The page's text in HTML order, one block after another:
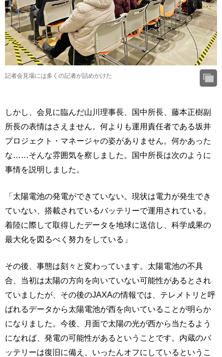
記者会見場には多くの記者が詰めかけた
しかし、会見に臨んだ山川理事長、国中所長、藤本正樹副
所長の表情はさえません。何よりも運用責任者である坂井
プロジェクト・マネージャの姿がありません。何かあった
な……そんな雰囲気を察しました。国中所長は次のように
事情を説明しました。
「太陽電池の発電ができていない。現状は電力が発生でき
ていない、搭載されているバッテリーで運用されている。
着陸に際して取得したデータを地球に送信し、科学成果の
最大化を図るべく努力をしている」
その後、事態は刻々と変わっています。太陽電池の不具
合、当初は太陽の方向を向いていない可能性があるとされ
ていましたが、その後のJAXAの情報では、テレメトリと呼
ばれるデータから太陽電池が西を向いていることが明らか
になりました。今後、月面で太陽の光が西から当たるよう
になれば、発電の可能性があるということです。内蔵のバ
ッテリーは復旧に備え、いったんオフにしているというこ